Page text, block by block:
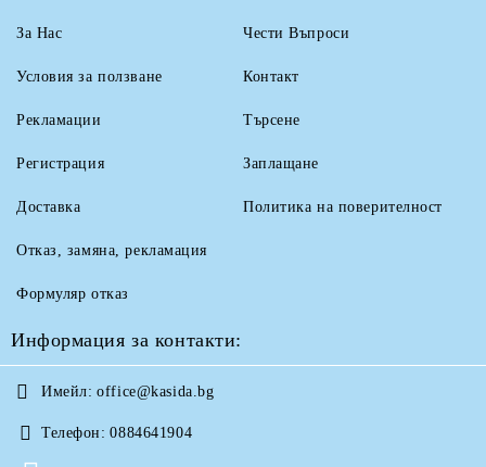
За Нас
Условия за ползване
Рекламации
Чести Въпроси
Контакт
Търсене
Регистрация
Доставка
Отказ, замяна, рекламация
Формуляр отказ
Заплащане
Политика на поверителност
Информация за контакти:
Имейл: office@kasida.bg
Телефон: 0884641904